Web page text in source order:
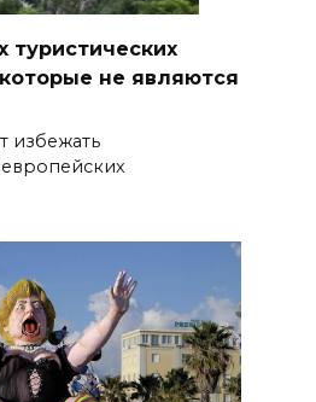
туристических
не являются
избежать